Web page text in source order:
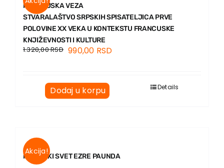
FRANCUSKA VEZA
STVARALAŠTVO SRPSKIH SPISATELJICA PRVE
POLOVINE XX VEKA U KONTEKSTU FRANCUSKE
KNJIŽEVNOSTI I KULTURE
1.320,00RSD 990,00 RSD
Dodaj u korpu Details
Akcija!
PESNIČKI SVET EZRE PAUNDA